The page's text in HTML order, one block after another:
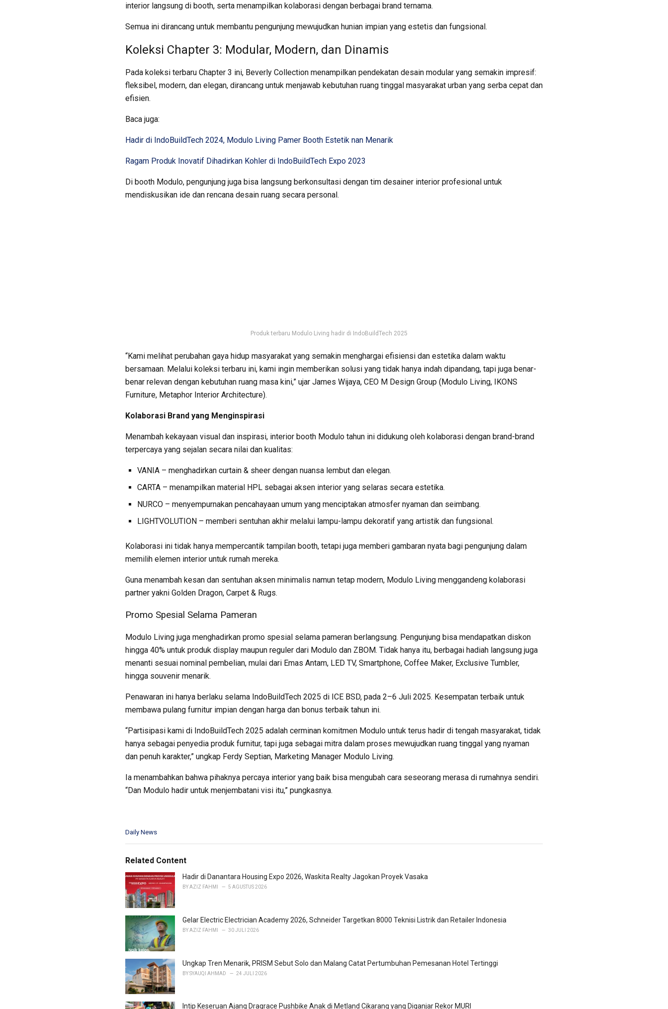
interior langsung di booth, serta menampilkan kolaborasi dengan berbagai brand ternama.
Semua ini dirancang untuk membantu pengunjung mewujudkan hunian impian yang estetis dan fungsional.
Koleksi Chapter 3: Modular, Modern, dan Dinamis
Pada koleksi terbaru Chapter 3 ini, Beverly Collection menampilkan pendekatan desain modular yang semakin impresif:
fleksibel, modern, dan elegan, dirancang untuk menjawab kebutuhan ruang tinggal masyarakat urban yang serba cepat dan
efisien.
Baca juga:
Hadir di IndoBuildTech 2024, Modulo Living Pamer Booth Estetik nan Menarik
Ragam Produk Inovatif Dihadirkan Kohler di IndoBuildTech Expo 2023
Di booth Modulo, pengunjung juga bisa langsung berkonsultasi dengan tim desainer interior profesional untuk
mendiskusikan ide dan rencana desain ruang secara personal.
Produk terbaru Modulo Living hadir di IndoBuildTech 2025
“Kami melihat perubahan gaya hidup masyarakat yang semakin menghargai efisiensi dan estetika dalam waktu
bersamaan. Melalui koleksi terbaru ini, kami ingin memberikan solusi yang tidak hanya indah dipandang, tapi juga benar-
benar relevan dengan kebutuhan ruang masa kini,” ujar James Wijaya, CEO M Design Group (Modulo Living, IKONS
Furniture, Metaphor Interior Architecture).
Kolaborasi Brand yang Menginspirasi
Menambah kekayaan visual dan inspirasi, interior booth Modulo tahun ini didukung oleh kolaborasi dengan brand-brand
terpercaya yang sejalan secara nilai dan kualitas:
VANIA – menghadirkan curtain & sheer dengan nuansa lembut dan elegan.
CARTA – menampilkan material HPL sebagai aksen interior yang selaras secara estetika.
NURCO – menyempurnakan pencahayaan umum yang menciptakan atmosfer nyaman dan seimbang.
LIGHTVOLUTION – memberi sentuhan akhir melalui lampu-lampu dekoratif yang artistik dan fungsional.
Kolaborasi ini tidak hanya mempercantik tampilan booth, tetapi juga memberi gambaran nyata bagi pengunjung dalam
memilih elemen interior untuk rumah mereka.
Guna menambah kesan dan sentuhan aksen minimalis namun tetap modern, Modulo Living menggandeng kolaborasi
partner yakni Golden Dragon, Carpet & Rugs.
Promo Spesial Selama Pameran
Modulo Living juga menghadirkan promo spesial selama pameran berlangsung. Pengunjung bisa mendapatkan diskon
hingga 40% untuk produk display maupun reguler dari Modulo dan ZBOM. Tidak hanya itu, berbagai hadiah langsung juga
menanti sesuai nominal pembelian, mulai dari Emas Antam, LED TV, Smartphone, Coffee Maker, Exclusive Tumbler,
hingga souvenir menarik.
Penawaran ini hanya berlaku selama IndoBuildTech 2025 di ICE BSD, pada 2–6 Juli 2025. Kesempatan terbaik untuk
membawa pulang furnitur impian dengan harga dan bonus terbaik tahun ini.
“Partisipasi kami di IndoBuildTech 2025 adalah cerminan komitmen Modulo untuk terus hadir di tengah masyarakat, tidak
hanya sebagai penyedia produk furnitur, tapi juga sebagai mitra dalam proses mewujudkan ruang tinggal yang nyaman
dan penuh karakter,” ungkap Ferdy Septian, Marketing Manager Modulo Living.
Ia menambahkan bahwa pihaknya percaya interior yang baik bisa mengubah cara seseorang merasa di rumahnya sendiri.
“Dan Modulo hadir untuk menjembatani visi itu,” pungkasnya.
C
e
o
r
i
e
Daily News
Related Content
Hadir di Danantara Housing Expo 2026, Waskita Realty Jagokan Proyek Vasaka
BYAZIZ FAHMI 5 AGUSTUS 2026
Gelar Electric Electrician Academy 2026, Schneider Targetkan 8000 Teknisi Listrik dan Retailer Indonesia
BYAZIZ FAHMI 30 JULI 2026
Ungkap Tren Menarik, PRISM Sebut Solo dan Malang Catat Pertumbuhan Pemesanan Hotel Tertinggi
BYSYAUQI AHMAD 24 JULI 2026
Intip Keseruan Ajang Dragrace Pushbike Anak di Metland Cikarang yang Diganjar Rekor MURI